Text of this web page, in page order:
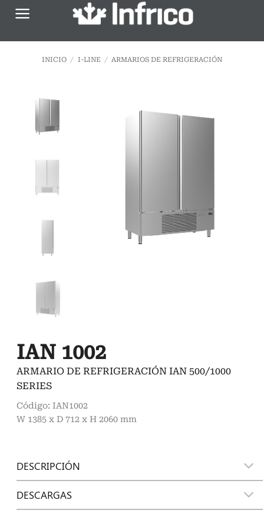
Saltar
INICIO / I-LINE / ARMARIOS DE REFRIGERACIÓN
IAN 1002
ARMARIO DE REFRIGERACIÓN IAN 500/1000
SERIES
Código: IAN1002
W 1385 x D 712 x H 2060 mm
DESCRIPCIÓN
DESCARGAS